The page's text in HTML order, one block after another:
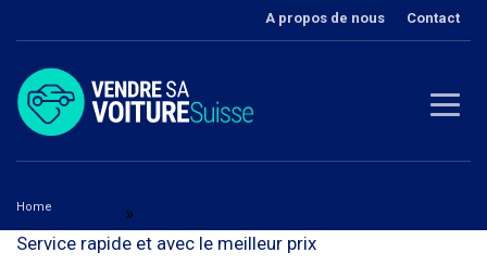
A propos de nous Contact
Home »
Service rapide et avec le meilleur prix